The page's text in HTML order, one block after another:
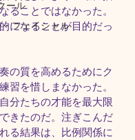
ール
フェイシャル
ることではなかった。
になることが目的だっ
の質を高めるためにク
習を惜しまなかった。
分たちの才能を最大限
きたのだ。注ぎこんだ
る結果は、比例関係に